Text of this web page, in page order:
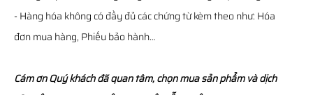
- Hàng hóa không có đầy đủ các chứng từ kèm theo như: Hóa
đơn mua hàng, Phiếu bảo hành…
Cám ơn Quý khách đã quan tâm, chọn mua sản phẩm và dịch